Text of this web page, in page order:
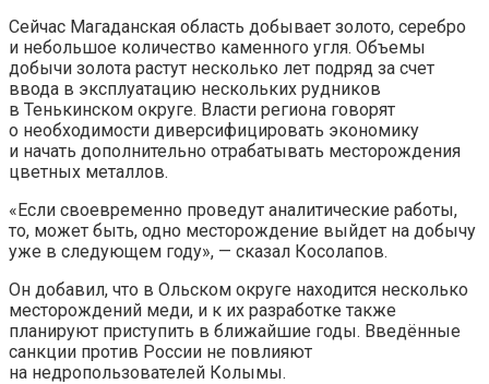
Сейчас Магаданская область добывает золото, серебро
и небольшое количество каменного угля. Объемы
добычи золота растут несколько лет подряд за счет
ввода в эксплуатацию нескольких рудников
в Тенькинском округе. Власти региона говорят
о необходимости диверсифицировать экономику
и начать дополнительно отрабатывать месторождения
цветных металлов.
«Если своевременно проведут аналитические работы,
то, может быть, одно месторождение выйдет на добычу
уже в следующем году», — сказал Косолапов.
Он добавил, что в Ольском округе находится несколько
месторождений меди, и к их разработке также
планируют приступить в ближайшие годы. Введённые
санкции против России не повлияют
на недропользователей Колымы.